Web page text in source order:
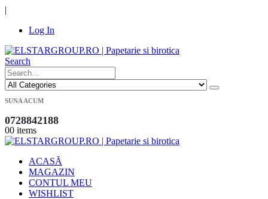
|
Log In
Search
SUNA ACUM
0728842188
00 items
ACASĂ
MAGAZIN
CONTUL MEU
WISHLIST